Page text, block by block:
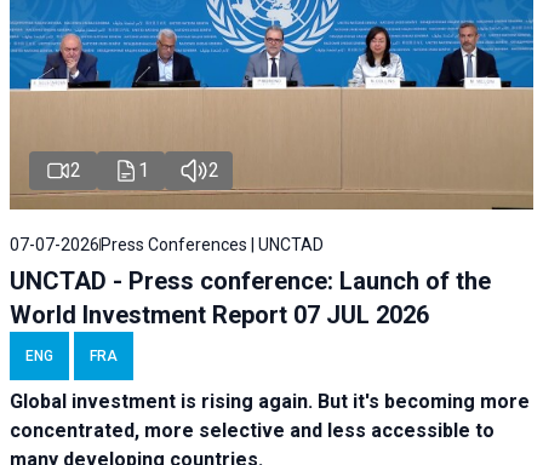
2 1 2
07-07-2026 Press Conferences | UNCTAD
UNCTAD - Press conference: Launch of the
World Investment Report 07 JUL 2026
ENG FRA
Global investment is rising again. But it's becoming more
concentrated, more selective and less accessible to
many developing countries.